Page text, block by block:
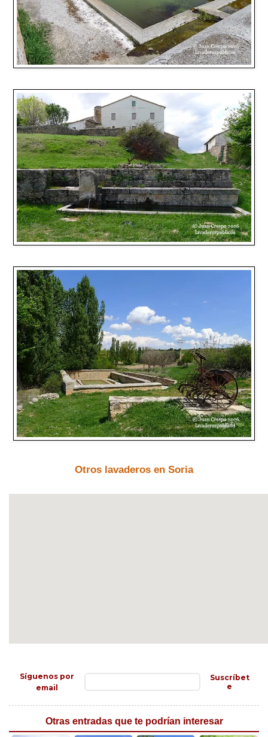
Otros lavaderos en Soria
Síguenos por
email
Suscríbet
e
Otras entradas que te podrían interesar